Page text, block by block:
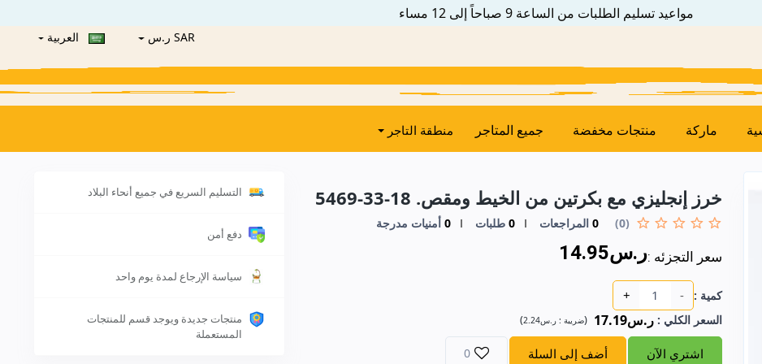
مواعيد تسليم الطلبات من الساعة 9 صباحاً إلى 12 مساء
SAR ر.س العربية
ماركة منتجات مخفضة جميع المتاجر منطقة التاجر
خرز إنجليزي مع بكرتين من الخيط ومقص. 18-33-5469
(0)
0المراجعات 0طلبات 0أمنيات مدرجة
سعر التجزئه :ر.س14.95
كمية : -
+
السعر الكلي : ر.س17.19 (ضريبة : ر.س2.24 )
اشتري الآن أضف إلى السلة 0
التسليم السريع في جميع أنحاء البلاد
دفع أمن
سياسة الإرجاع لمدة يوم واحد
منتجات جديدة ويوجد قسم للمنتجات
المستعملة